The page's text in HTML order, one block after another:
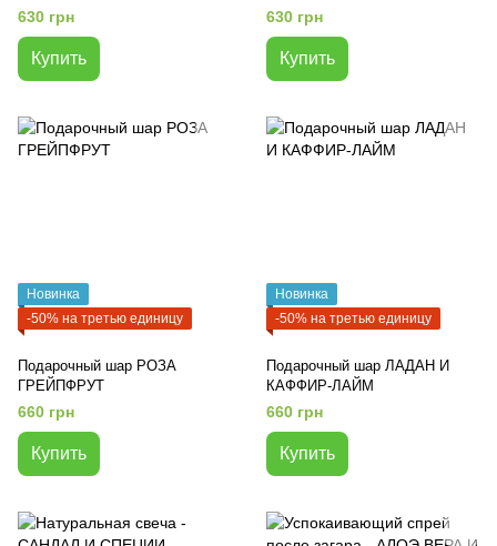
630 грн
Купить
630 грн
Купить
Новинка
-50% на третью единицу
Подарочный шар РОЗА
ГРЕЙПФРУТ
660 грн
Купить
Новинка
-50% на третью единицу
Подарочный шар ЛАДАН И
КАФФИР-ЛАЙМ
660 грн
Купить